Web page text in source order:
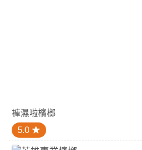
褲濕啦檳榔
5.0